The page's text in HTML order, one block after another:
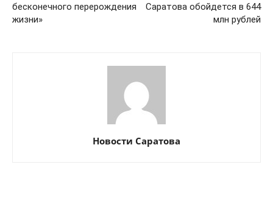
бесконечного перерождения
жизни»
Саратова обойдется в 644
млн рублей
Новости Саратова